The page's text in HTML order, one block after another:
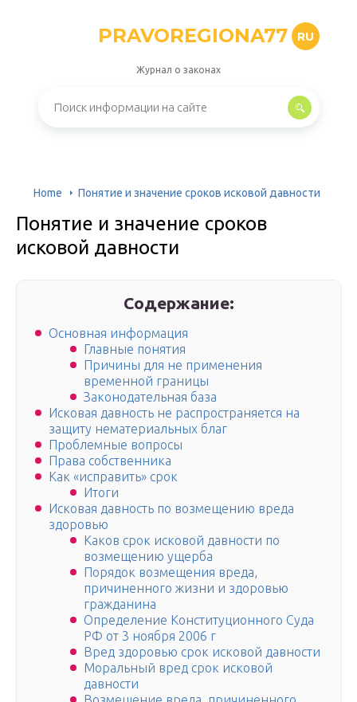
PRAVOREGIONA77 RU
Журнал о законах
Home Понятие и значение сроков исковой давности
Понятие и значение сроков
исковой давности
Содержание:
Основная информация
Главные понятия
Причины для не применения
временной границы
Законодательная база
Исковая давность не распространяется на
защиту нематериальных благ
Проблемные вопросы
Права собственника
Как «исправить» срок
Итоги
Исковая давность по возмещению вреда
здоровью
Каков срок исковой давности по
возмещению ущерба
Порядок возмещения вреда,
причиненного жизни и здоровью
гражданина
Определение Конституционного Суда
РФ от 3 ноября 2006 г
Вред здоровью срок исковой давности
Моральный вред срок исковой
давности